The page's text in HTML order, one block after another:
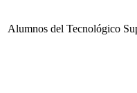
Alumnos del Tecnológico